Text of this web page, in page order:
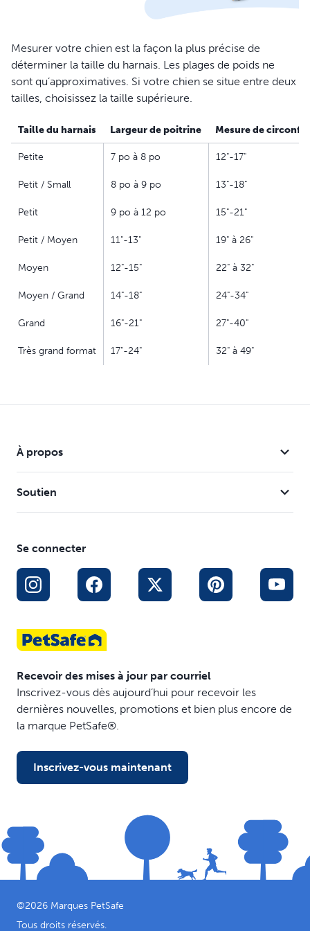
Mesurer votre chien est la façon la plus précise de
déterminer la taille du harnais. Les plages de poids ne
sont qu’approximatives. Si votre chien se situe entre deux
tailles, choisissez la taille supérieure.
Taille du harnais Largeur de poitrine Mesure de
Petite 7 po à 8 po 12"-17"
Petit / Small 8 po à 9 po 13"-18"
Petit 9 po à 12 po 15"-21"
Petit / Moyen 11"-13" 19" à 26"
Moyen 12"-15" 22" à 32"
Moyen / Grand 14"-18" 24"-34"
Grand 16"-21" 27"-40"
Très grand format 17"-24" 32" à 49"
À propos
Soutien
Se connecter
Recevoir des mises à jour par courriel
Inscrivez-vous dès aujourd’hui pour recevoir les
dernières nouvelles, promotions et bien plus encore de
la marque PetSafe®.
Inscrivez-vous maintenant
©2026 Marques PetSafe
Tous droits réservés.